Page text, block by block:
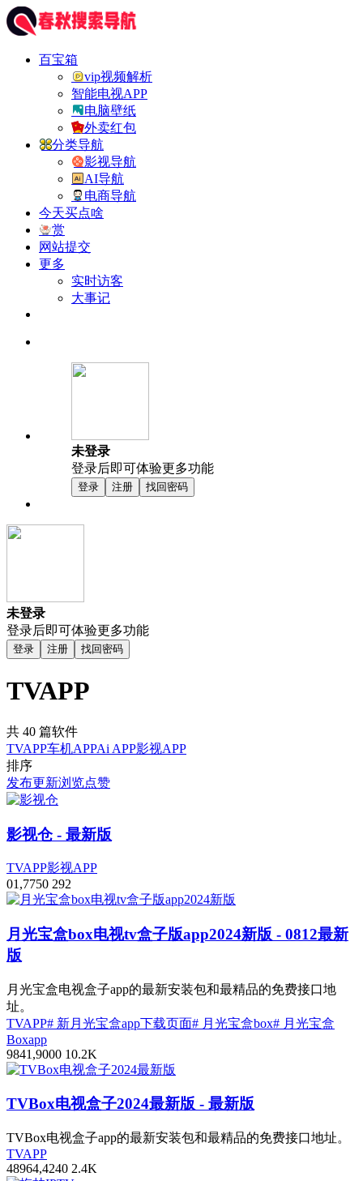
百宝箱
vip视频解析
智能电视APP
电脑壁纸
外卖红包
分类导航
影视导航
AI导航
电商导航
今天买点啥
赏
网站提交
更多
实时访客
大事记
未登录
登录后即可体验更多功能
登录 注册 找回密码
未登录
登录后即可体验更多功能
登录 注册 找回密码
TVAPP
共 40 篇软件
TVAPP车机APPAi APP影视APP
排序
发布更新浏览点赞
影视仓- 最新版
TVAPP影视APP
01,7750 292
月光宝盒box电视tv盒子版app2024新版 - 0812最新
版
月光宝盒电视盒子app的最新安装包和最精品的免费接口地
址。
TVAPP# 新月光宝盒app下载页面# 月光宝盒box# 月光宝盒
Boxapp
9841,9000 10.2K
TVBox电视盒子2024最新版 - 最新版
TVBox电视盒子app的最新安装包和最精品的免费接口地址。
TVAPP
48964,4240 2.4K